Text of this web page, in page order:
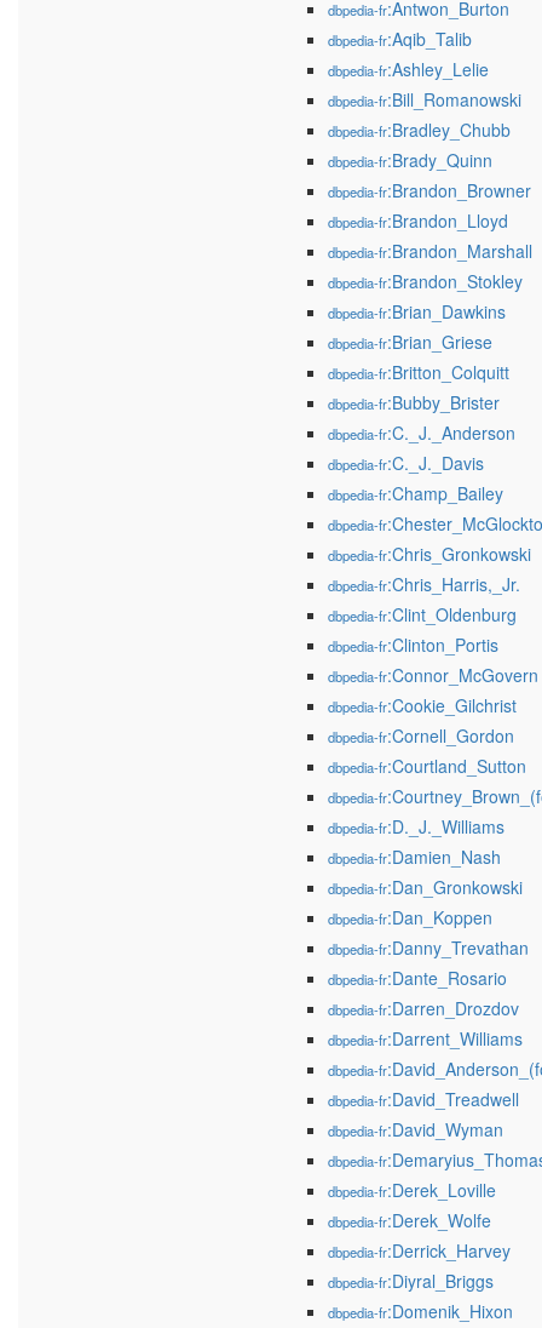
dbpedia-fr:Antwon_Burton
dbpedia-fr:Aqib_Talib
dbpedia-fr:Ashley_Lelie
dbpedia-fr:Bill_Romanowski
dbpedia-fr:Bradley_Chubb
dbpedia-fr:Brady_Quinn
dbpedia-fr:Brandon_Browner
dbpedia-fr:Brandon_Lloyd
dbpedia-fr:Brandon_Marshall
dbpedia-fr:Brandon_Stokley
dbpedia-fr:Brian_Dawkins
dbpedia-fr:Brian_Griese
dbpedia-fr:Britton_Colquitt
dbpedia-fr:Bubby_Brister
dbpedia-fr:C._J._Anderson
dbpedia-fr:C._J._Davis
dbpedia-fr:Champ_Bailey
dbpedia-fr
dbpedia-fr:Chris_Gronkowski
dbpedia-fr:Chris_Harris,_Jr.
dbpedia-fr:Clint_Oldenburg
dbpedia-fr:Clinton_Portis
dbpedia-fr:Connor_McGovern
dbpedia-fr:Cookie_Gilchrist
dbpedia-fr:Cornell_Gordon
dbpedia-fr:Courtland_Sutton
dbpedia-fr
dbpedia-fr:D._J._Williams
dbpedia-fr:Damien_Nash
dbpedia-fr:Dan_Gronkowski
dbpedia-fr:Dan_Koppen
dbpedia-fr:Danny_Trevathan
dbpedia-fr:Dante_Rosario
dbpedia-fr:Darren_Drozdov
dbpedia-fr:Darrent_Williams
dbpedia-fr
dbpedia-fr:David_Treadwell
dbpedia-fr:David_Wyman
dbpedia-fr
dbpedia-fr:Derek_Loville
dbpedia-fr:Derek_Wolfe
dbpedia-fr:Derrick_Harvey
dbpedia-fr:Diyral_Briggs
dbpedia-fr:Domenik_Hixon